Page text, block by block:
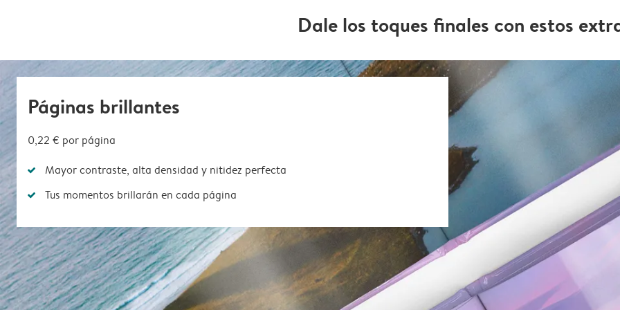
Dale los toques finales con estos
Páginas brillantes
0,22 € por página
Mayor contraste, alta densidad y nitidez perfecta
Tus momentos brillarán en cada página